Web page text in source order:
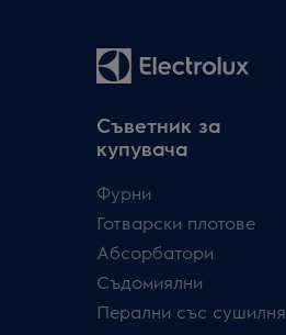
Съветник за
купувача
Фурни
Готварски плотове
Абсорбатори
Съдомиялни
Перални със сушилня